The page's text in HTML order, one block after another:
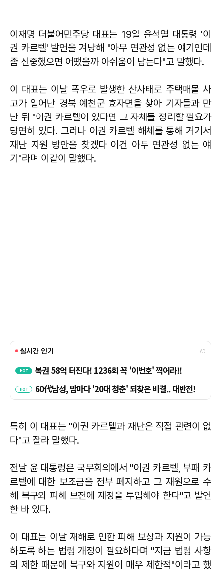
이재명 더불어민주당 대표는 19일 윤석열 대통령 '이
권 카르텔' 발언을 겨냥해 "아무 연관성 없는 얘기인데
좀 신중했으면 어땠을까 아쉬움이 남는다"고 말했다.
이 대표는 이날 폭우로 발생한 산사태로 주택매몰 사
고가 일어난 경북 예천군 효자면을 찾아 기자들과 만
난 뒤 "이권 카르텔이 있다면 그 자체를 정리할 필요가
당연히 있다. 그러나 이권 카르텔 해체를 통해 거기서
재난 지원 방안을 찾겠다 이건 아무 연관성 없는 얘
기"라며 이같이 말했다.
특히 이 대표는 "이권 카르텔과 재난은 직접 관련이 없
다"고 잘라 말했다.
전날 윤 대통령은 국무회의에서 "이권 카르텔, 부패 카
르텔에 대한 보조금을 전부 폐지하고 그 재원으로 수
해 복구와 피해 보전에 재정을 투입해야 한다"고 발언
한 바 있다.
이 대표는 이날 재해로 인한 피해 보상과 지원이 가능
하도록 하는 법령 개정이 필요하다며 "지금 법령 사항
의 제한 때문에 복구와 지원이 매우 제한적"이라고 했